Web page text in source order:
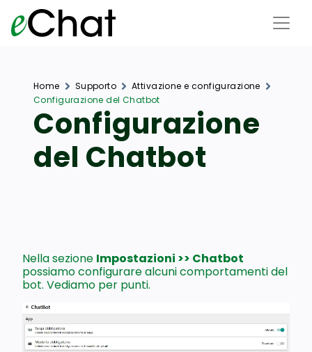
Home Supporto
Attivazione e configurazione
Configurazione del Chatbot
Configurazione
del Chatbot
Nella sezione Impostazioni >> Chatbot
possiamo configurare alcuni comportamenti del
bot. Vediamo per punti.